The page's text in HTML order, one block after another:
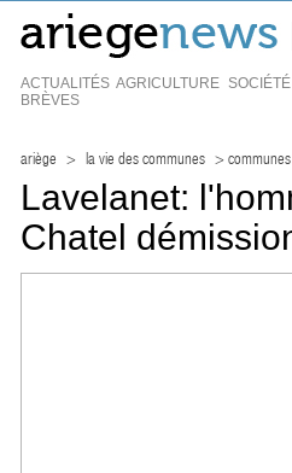
ACTUALITÉS AGRICULTURE SOCIÉTÉ
BRÈVES
ariège > la vie des communes > communes
Lavelanet:
Chatel